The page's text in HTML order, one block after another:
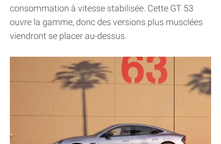
consommation à vitesse stabilisée. Cette GT 53
ouvre la gamme, donc des versions plus musclées
viendront se placer au-dessus.